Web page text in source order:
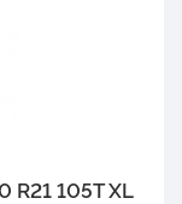
R21 105T XL